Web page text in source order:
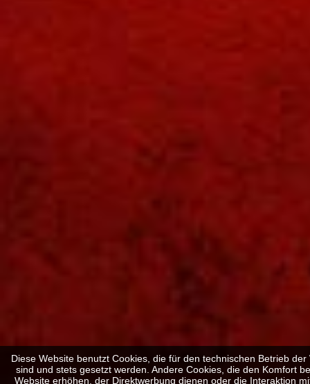
Diese Website benutzt Cookies, die für den technischen Betrieb
sind und stets gesetzt werden. Andere Cookies, die den Komfort
Website erhöhen, der Direktwerbung dienen oder die Interaktion